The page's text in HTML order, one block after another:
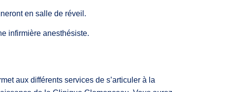
en salle de réveil.
infirmière anesthésiste.
aux différents services de s’articuler à la